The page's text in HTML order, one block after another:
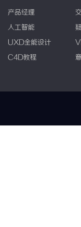
产品经理
人工智能
UXD全能设计
C4D教程